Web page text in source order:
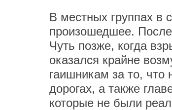
В местных группах в
произошедшее.
Чуть позже, когда
оказался крайне
гаишникам за то,
дорогах, а также
которые не были